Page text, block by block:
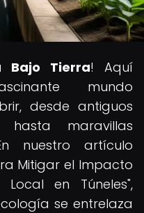
Bajo Tierra! Aquí
mundo
desde antiguos
hasta maravillas
nuestro artículo
Mitigar el Impacto
en Túneles",
se entrelaza